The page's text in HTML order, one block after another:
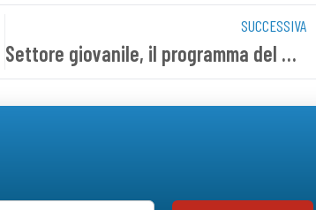
SUCCESSIVA
Settore giovanile, il programma del weekend